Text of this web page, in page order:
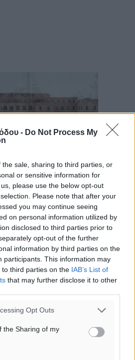
- Do Not Process My
sale, sharing to third parties, or
or sensitive information for
please use the below opt-out
Please note that after your
you may continue seeing
on personal information utilized by
disclosed to third parties prior to
opt-out of the further
information by third parties on the
participants. This information may
third parties on the IAB’s List of
that may further disclose it to other
Opt Outs
the Sharing of my